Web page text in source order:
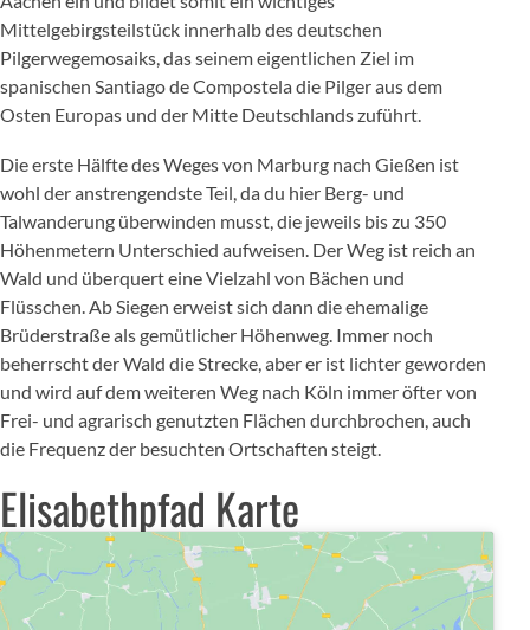
Mittelgebirgsteilstück innerhalb des deutschen
Pilgerwegemosaiks, das seinem eigentlichen Ziel im
spanischen Santiago de Compostela die Pilger aus dem
Osten Europas und der Mitte Deutschlands zuführt.
Die erste Hälfte des Weges von Marburg nach Gießen ist
wohl der anstrengendste Teil, da du hier Berg- und
Talwanderung überwinden musst, die jeweils bis zu 350
Höhenmetern Unterschied aufweisen. Der Weg ist reich an
Wald und überquert eine Vielzahl von Bächen und
Flüsschen. Ab Siegen erweist sich dann die ehemalige
Brüderstraße als gemütlicher Höhenweg. Immer noch
beherrscht der Wald die Strecke, aber er ist lichter geworden
und wird auf dem weiteren Weg nach Köln immer öfter von
Frei- und agrarisch genutzten Flächen durchbrochen, auch
die Frequenz der besuchten Ortschaften steigt.
Elisabethpfad Karte